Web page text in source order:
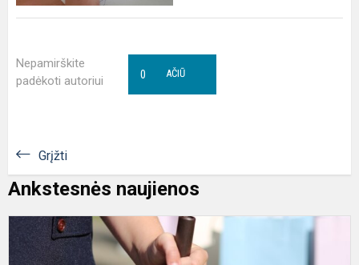
Nepamirškite
padėkoti autoriui
AČIŪ
0
Grįžti
Ankstesnės naujienos